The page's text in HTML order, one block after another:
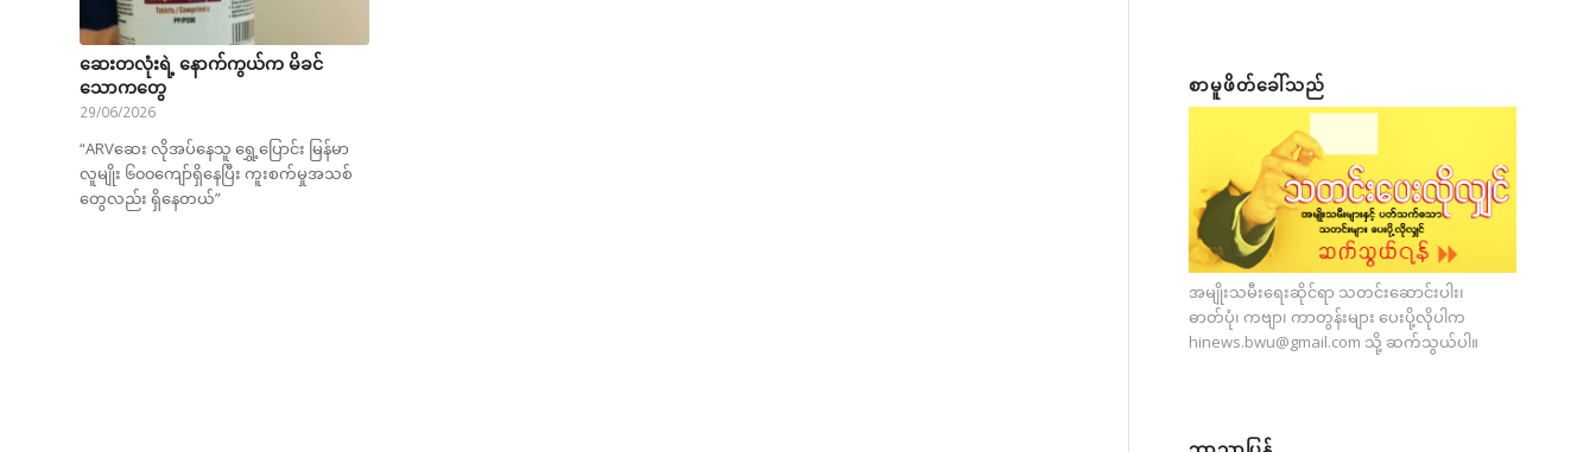
ဆေးတလုံးရဲ့ နောက်ကွယ်က မိခင်
သောကတွေ
29/06/2026
“ARVဆေး လိုအပ်နေသူ ရွှေ့ပြောင်း မြန်မာ
လူမျိုး ၆၀၀ကျော်ရှိနေပြီး ကူးစက်မှုအသစ်
တွေလည်း ရှိနေတယ်”
စာမူဖိတ်ခေါ်သည်
အမျိုးသမီးရေးဆိုင်ရာ သတင်းဆောင်းပါး၊
ဓာတ်ပုံ၊ ကဗျာ၊ ကာတွန်းများ ပေးပို့လိုပါက
hinews.bwu@gmail.com သို့ ဆက်သွယ်ပါ။